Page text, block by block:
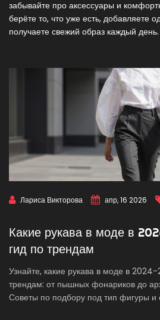
забывайте про аксессуары и
берёте то, что уже есть, добавляете
получаете свежий образ каждый день.
Лариса Викторова апр, 16 2026
Какие рукава в моде в
гид по трендам
Узнайте, какие рукава в моде в
трендам: от пышных фонариков до
Советы по подбору под тип фигуры и